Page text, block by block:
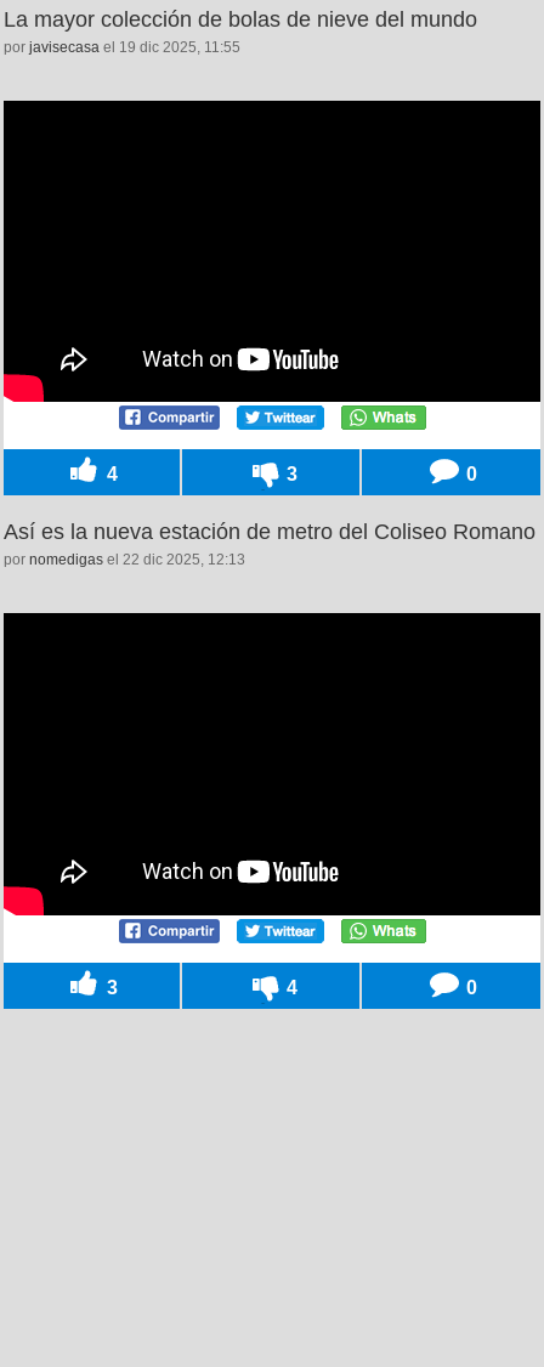
La mayor colección de bolas de nieve del mundo
por javisecasa el 19 dic 2025, 11:55
4 3 0
Así es la nueva estación de metro del Coliseo Romano
por nomedigas el 22 dic 2025, 12:13
3 4 0